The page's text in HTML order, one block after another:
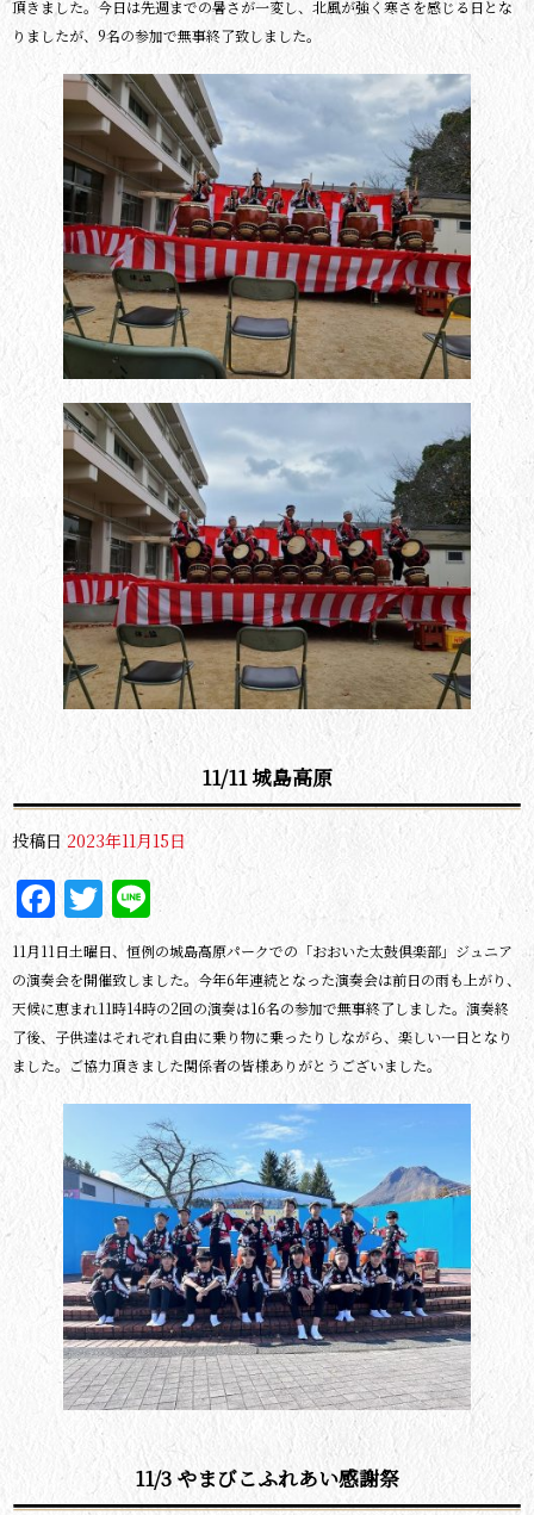
頂きました。今日は先週までの暑さが一変し、北風が強く寒さを感じる日とな
りましたが、9名の参加で無事終了致しました。
11/11 城島高原
投稿日 2023年11月15日
Facebook
Twitter
Line
11月11日土曜日、恒例の城島高原パークでの「おおいた太鼓倶楽部」ジュニア
の演奏会を開催致しました。今年6年連続となった演奏会は前日の雨も上がり、
天候に恵まれ11時14時の2回の演奏は16名の参加で無事終了しました。演奏終
了後、子供達はそれぞれ自由に乗り物に乗ったりしながら、楽しい一日となり
ました。ご協力頂きました関係者の皆様ありがとうございました。
11/3 やまびこふれあい感謝祭